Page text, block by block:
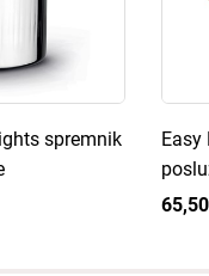
spremnik
Easy